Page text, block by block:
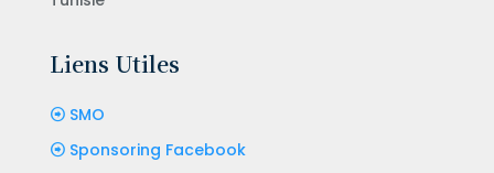
Liens Utiles
SMO
Sponsoring Facebook